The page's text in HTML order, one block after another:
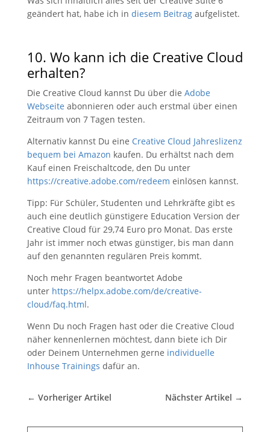
geändert hat, habe ich in diesem Beitragaufgelistet.
10. Wo kann ich die Creative Cloud
erhalten?
Die Creative Cloud kannst Du über die Adobe
Webseite abonnieren oder auch erstmal über einen
Zeitraum von 7 Tagen testen.
Alternativ kannst Du eine Creative Cloud Jahreslizenz
bequem bei Amazon kaufen. Du erhältst nach dem
Kauf einen Freischaltcode, den Du unter
https://creative.adobe.com/redeem einlösen kannst.
Tipp: Für Schüler, Studenten und Lehrkräfte gibt es
auch eine deutlich günstigere Education Version der
Creative Cloud für 29,74 Euro pro Monat. Das erste
Jahr ist immer noch etwas günstiger, bis man dann
auf den genannten regulären Preis kommt.
Noch mehr Fragen beantwortet Adobe
unter https://helpx.adobe.com/de/creative-
cloud/faq.html.
Wenn Du noch Fragen hast oder die Creative Cloud
näher kennenlernen möchtest, dann biete ich Dir
oder Deinem Unternehmen gerne individuelle
Inhouse Trainings dafür an.
← Vorheriger Artikel Nächster Artikel →